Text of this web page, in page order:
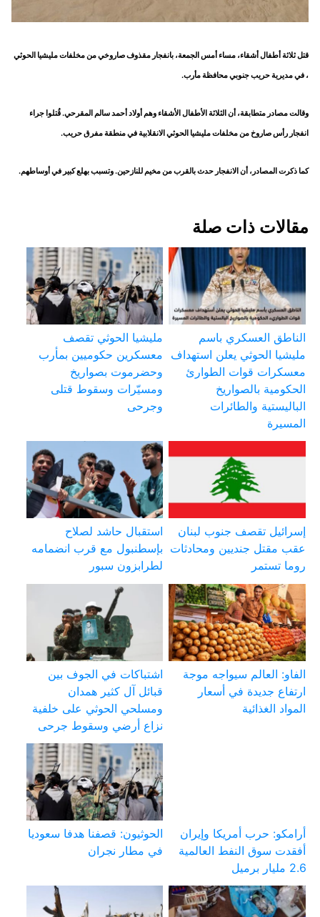
قتل ثلاثة أطفال أشقاء، مساء أمس الجمعة، بانفجار مقذوف صاروخي من مخلفات مليشيا الحوثي
، في مديرية حريب جنوبي محافظة مأرب.
وقالت مصادر متطابقة، أن الثلاثة الأطفال الأشقاء وهم أولاد أحمد سالم المقرحي. قُتلوا جراء
انفجار رأس صاروخ من مخلفات مليشيا الحوثي الانقلابية في منطقة مفرق حريب.
كما ذكرت المصادر، أن الانفجار حدث بالقرب من مخيم للنازحين. وتسبب بهلع كبير في أوساطهم.
مقالات ذات صلة
الناطق العسكري باسم
مليشيا الحوثي يعلن استهداف
معسكرات قوات الطوارئ
الحكومية بالصواريخ
الباليستية والطائرات
المسيرة
مليشيا الحوثي تقصف
معسكرين حكوميين بمأرب
وحضرموت بصواريخ
ومسيّرات وسقوط قتلى
وجرحى
إسرائيل تقصف جنوب لبنان
عقب مقتل جنديين ومحادثات
روما تستمر
استقبال حاشد لصلاح
بإسطنبول مع قرب انضمامه
لطرابزون سبور
الفاو: العالم سيواجه موجة
ارتفاع جديدة في أسعار
المواد الغذائية
اشتباكات في الجوف بين
قبائل آل كثير همدان
ومسلحي الحوثي على خلفية
نزاع أرضي وسقوط جرحى
أرامكو: حرب أمريكا وإيران
أفقدت سوق النفط العالمية
2.6 مليار برميل
الحوثيون: قصفنا هدفا سعوديا
في مطار نجران